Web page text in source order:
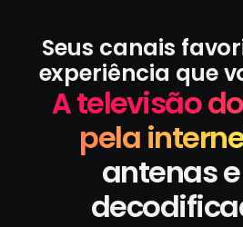
Seus canais
experiência que
A televisão
pela
antenas